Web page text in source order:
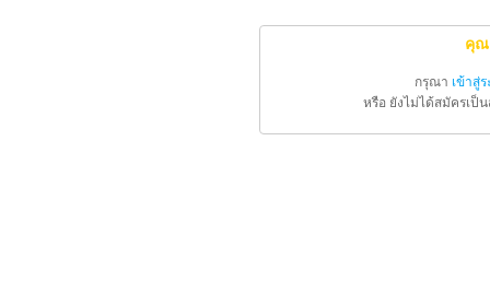
คุณ
กรุณา เข้าสู่
หรือ ยังไม่ได้สมัครเป็